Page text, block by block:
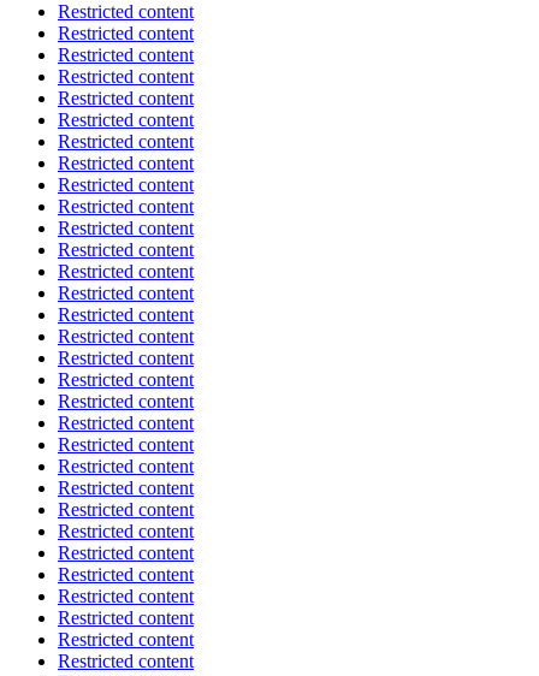
Restricted content
Restricted content
Restricted content
Restricted content
Restricted content
Restricted content
Restricted content
Restricted content
Restricted content
Restricted content
Restricted content
Restricted content
Restricted content
Restricted content
Restricted content
Restricted content
Restricted content
Restricted content
Restricted content
Restricted content
Restricted content
Restricted content
Restricted content
Restricted content
Restricted content
Restricted content
Restricted content
Restricted content
Restricted content
Restricted content
Restricted content